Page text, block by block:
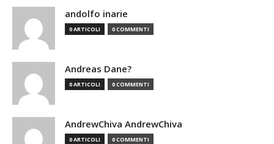
andolfo inarie
0 ARTICOLI 0 COMMENTI
Andreas Dane?
0 ARTICOLI 0 COMMENTI
AndrewChiva AndrewChiva
0 ARTICOLI 0 COMMENTI